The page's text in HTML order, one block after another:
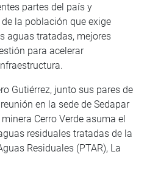
partes del país y
la población que exige
aguas tratadas, mejores
para acelerar
Gutiérrez, junto sus pares de
en la sede de Sedapar
Cerro Verde asuma el
residuales tratadas de la
Residuales (PTAR), La